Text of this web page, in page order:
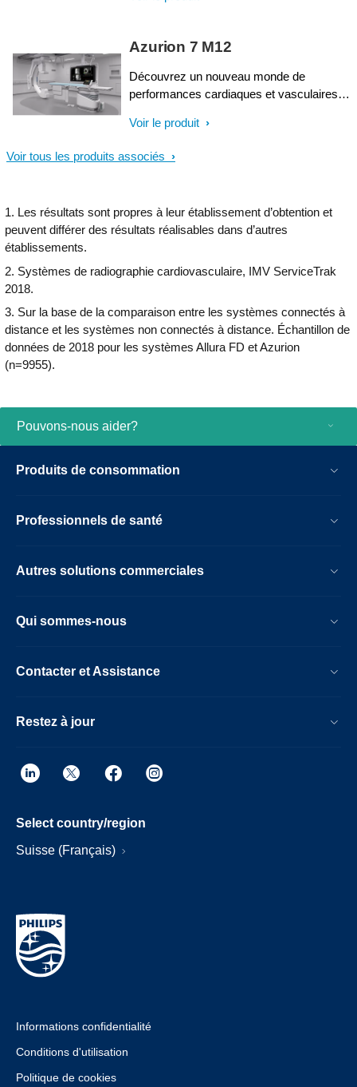
en place des plans de traitement
optimisés. IntraSight repose sur une
nouvelle plateforme de base conçue pour
besoins en constante évolution au sein
Azurion 7 M12
Découvrez un nouveau monde de
performances cardiaques et vasculaires
Azurion 7 avec capteur plan 12”. Cette
pointe permet d’offrir une prise en charge
en associant excellence clinique et
innovation des processus. Contrôlez
pertinentes à partir d’un seul écran tactile
décisions rapides et éclairées dans
l’environnement stérile.
Voir le produit
Voir tous les produits associés
1. Les résultats sont propres à leur établissement d’obtention et
peuvent différer des résultats réalisables dans d’autres
établissements.
2. Systèmes de radiographie cardiovasculaire, IMV ServiceTrak
2018.
3. Sur la base de la comparaison entre les systèmes connectés à
distance et les systèmes non connectés à distance. Échantillon de
données de 2018 pour les systèmes Allura FD et Azurion
(n=9955).
Pouvons-nous aider?
Produits de consommation
Professionnels de santé
Autres solutions commerciales
Qui sommes-nous
Contacter et Assistance
Restez à jour
Select country/region
Suisse (Français)
Informations confidentialité
Conditions d'utilisation
Politique de cookies